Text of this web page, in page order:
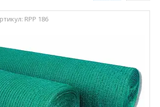
RPP 186